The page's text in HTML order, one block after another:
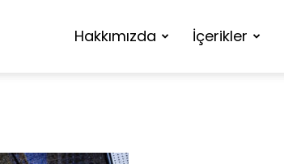
Hakkımızda İçerikler